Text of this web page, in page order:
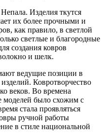
Изделия ткутся
их более прочными и
как правило, в светлой
светлые и благородные
создания ковров
и шелк.
ведущие позиции в
Ковротворчество
веков. Во времена
моделей было схожим с
стала проявляться
ручной работы
в стиле национальной